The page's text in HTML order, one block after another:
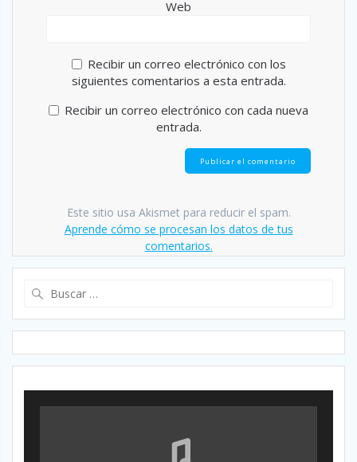
Web
Recibir un correo electrónico con los
siguientes comentarios a esta entrada.
Recibir un correo electrónico con cada nueva
entrada.
Este sitio usa Akismet para reducir el spam.
Aprende cómo se procesan los datos de tus
comentarios.